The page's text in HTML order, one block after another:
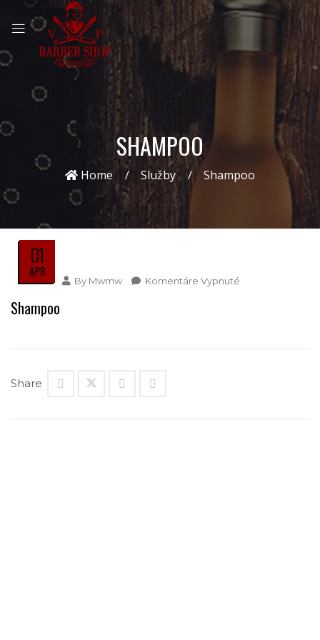
SHAMPOO
Home Služby Shampoo
01
APR
By Mwmw Komentáre Vypnuté
Shampoo
Share